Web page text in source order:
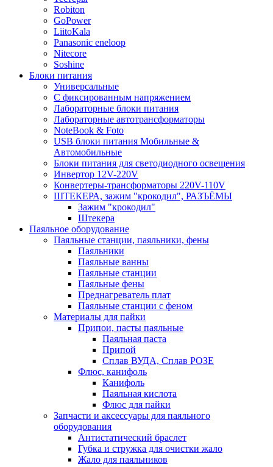
Robiton
GoPower
LiitoKala
Panasonic eneloop
Nitecore
Soshine
Блоки питания
Универсальные
C фиксированным напряжением
Лабораторные блоки питания
Лабораторные автотрансформаторы
NoteBook & Foto
USB блоки питания Мобильные &
Автомобильные
Блоки питания для светодиодного освещения
Инвертор 12V-220V
Конвертеры-трансформаторы 220V-110V
ШТЕКЕРА, зажим "крокодил", РАЗЪЁМЫ
Зажим "крокодил"
Штекера
Паяльное оборудование
Паяльные станции, паяльники, фены
Паяльники
Паяльные ванны
Паяльные станции
Паяльные фены
Преднагреватель плат
Паяльные станции с феном
Материалы для пайки
Припои, пасты паяльные
Паяльная паста
Припой
Сплав ВУДА, Сплав РОЗЕ
Флюс, канифоль
Канифоль
Паяльная кислота
Флюс для пайки
Запчасти и аксессуары для паяльного
оборудования
Антистатический браслет
Губка и стружка для очистки жало
Жало для паяльников